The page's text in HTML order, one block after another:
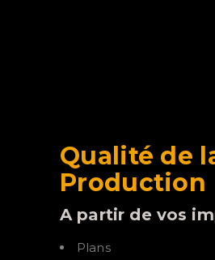
Qualité de
Production
A partir de vos
Plans